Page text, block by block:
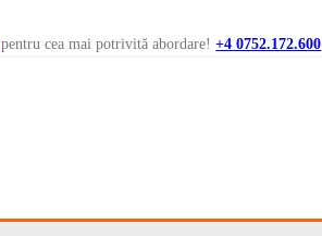
pentru cea mai potrivită abordare!+4 0752.172.600